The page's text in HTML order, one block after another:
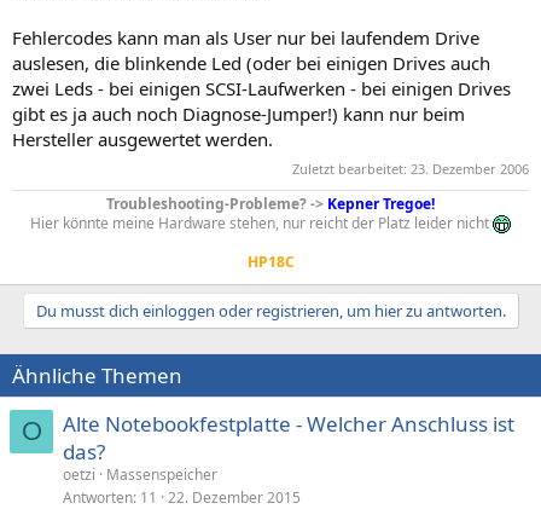
Fehlercodes kann man als User nur bei laufendem Drive
auslesen, die blinkende Led (oder bei einigen Drives auch
zwei Leds - bei einigen SCSI-Laufwerken - bei einigen Drives
gibt es ja auch noch Diagnose-Jumper!) kann nur beim
Hersteller ausgewertet werden.
Zuletzt bearbeitet: 23. Dezember 2006
Troubleshooting-Probleme? -> Kepner Tregoe!
Hier könnte meine Hardware stehen, nur reicht der Platz leider nicht
HP18C
Du musst dich einloggen oder registrieren, um hier zu antworten.
Ähnliche Themen
O
Alte Notebookfestplatte - Welcher Anschluss ist
das?
oetzi
Massenspeicher
Antworten 11 22. Dezember 2015